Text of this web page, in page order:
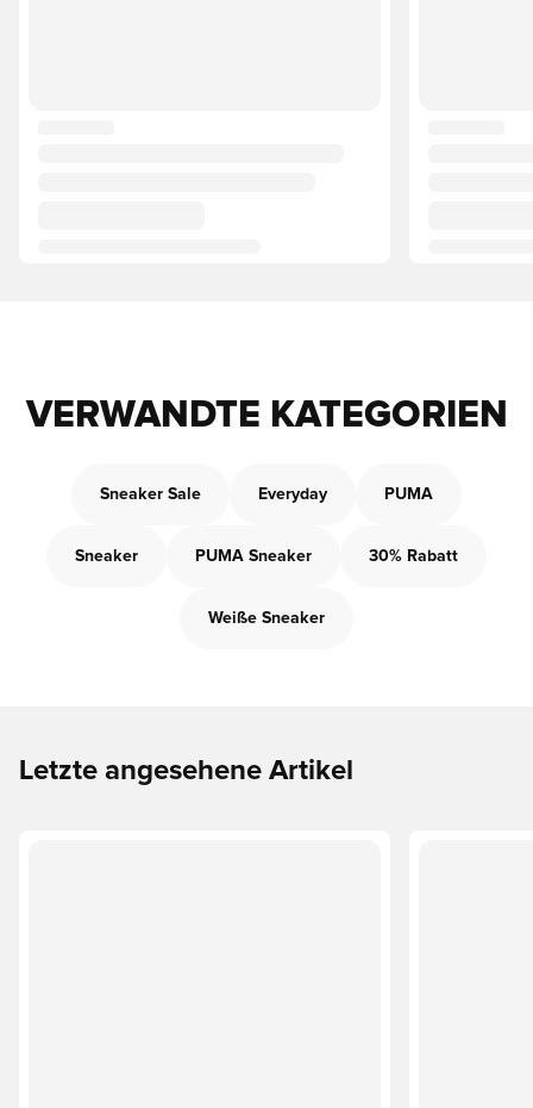
VERWANDTE KATEGORIEN
Sneaker Sale Everyday PUMA
Sneaker PUMA Sneaker 30% Rabatt
Weiße Sneaker
Letzte angesehene Artikel